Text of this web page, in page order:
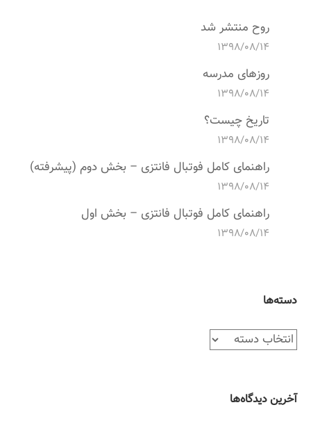
روح منتشر شد
۱۳۹۸/۰۸/۱۴
روزهای مدرسه
۱۳۹۸/۰۸/۱۴
تاریخ چیست؟
۱۳۹۸/۰۸/۱۴
راهنمای کامل فوتبال فانتزی – بخش دوم (پیشرفته)
۱۳۹۸/۰۸/۱۴
راهنمای کامل فوتبال فانتزی – بخش اول
۱۳۹۸/۰۸/۱۴
دسته‌ها
د
س
ه‌
آخرین دیدگاه‌ها